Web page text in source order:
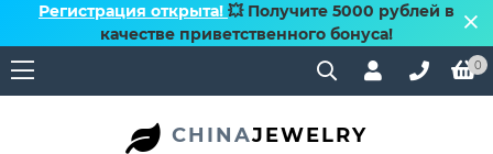
Регистрация открыта! 💥 Получите 5000 рублей в
качестве приветственного бонуса!
0
CHINAJEWELRY